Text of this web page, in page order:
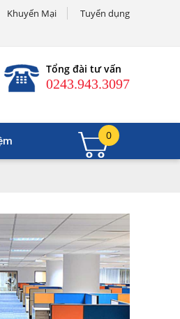
Khuyến Mại Tuyển dụng
Tổng đài tư vấn
0243.943.3097
0